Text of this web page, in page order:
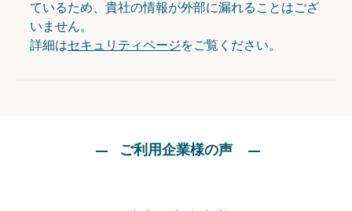
ているため、貴社の情報が外部に漏れることはござ
いません。
詳細はセキュリティページをご覧ください。
ご利用企業様の声